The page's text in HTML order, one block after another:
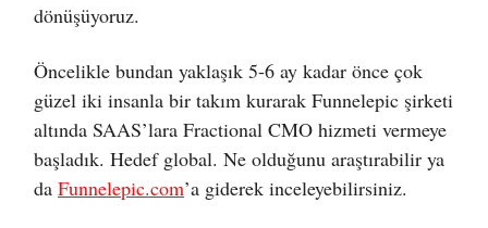
dönüşüyoruz.
Öncelikle bundan yaklaşık 5-6 ay kadar önce çok
güzel iki insanla bir takım kurarak Funnelepic şirketi
altında SAAS’lara Fractional CMO hizmeti vermeye
başladık. Hedef global. Ne olduğunu araştırabilir ya
da Funnelepic.com’a giderek inceleyebilirsiniz.